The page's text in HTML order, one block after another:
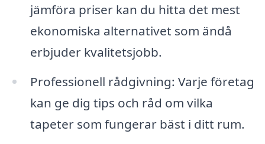
jämföra priser kan du hitta det mest
ekonomiska alternativet som ändå
erbjuder kvalitetsjobb.
Professionell rådgivning: Varje företag
kan ge dig tips och råd om vilka
tapeter som fungerar bäst i ditt rum.